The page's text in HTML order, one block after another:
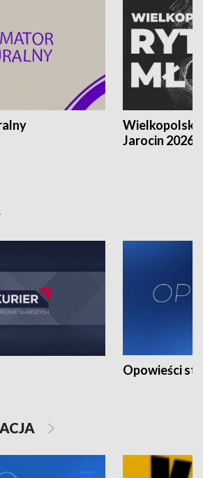
Jarocin 2026
Opowieści